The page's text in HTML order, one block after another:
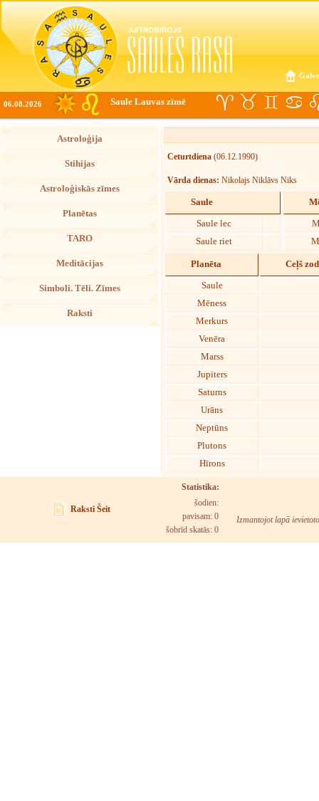
06.08.2026 Saule Lauvas zīmē
Astroloģija
Stihijas
Astroloģiskās zīmes
Planētas
TARO
Meditācijas
Simboli. Tēli. Zīmes
Raksti
Ceturtdiena (06.12.1990)
Vārda dienas: Nikolajs Niklāvs Niks
Saule
Saule lec
Saule riet
Planēta Ceļš
Saule
Mēness
Merkurs
Venēra
Marss
Jupiters
Saturns
Urāns
Neptūns
Plutons
Hīrons
Raksti Šeit
Statistika:
šodien:
pavisam: 0
šobrīd skatās: 0
Izmantojot lapā